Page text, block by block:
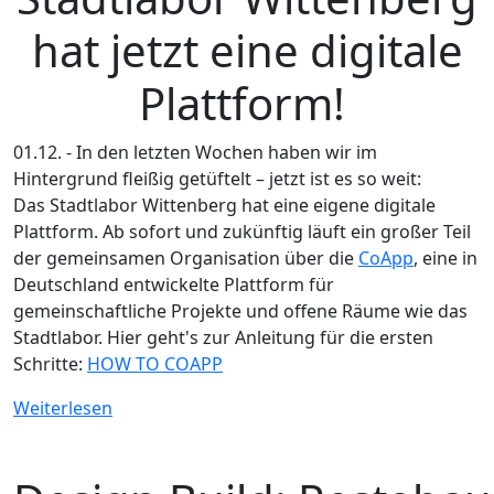
hat jetzt eine digitale
Plattform!
01.12. - In den letzten Wochen haben wir im
Hintergrund fleißig getüftelt – jetzt ist es so weit:
Das Stadtlabor Wittenberg hat eine eigene digitale
Plattform. Ab sofort und zukünftig läuft ein großer Teil
der gemeinsamen Organisation über die CoApp, eine in
Deutschland entwickelte Plattform für
gemeinschaftliche Projekte und offene Räume wie das
Stadtlabor. Hier geht's zur Anleitung für die ersten
Schritte: HOW TO COAPP
Weiterlesen